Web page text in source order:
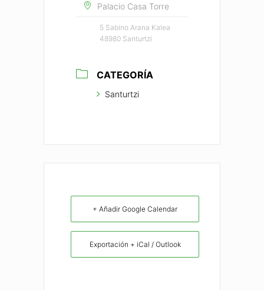
Palacio Casa Torre
5 Sabino Arana Kalea
48980 Santurtzi
CATEGORÍA
Santurtzi
+ Añadir Google Calendar
Exportación + iCal / Outlook